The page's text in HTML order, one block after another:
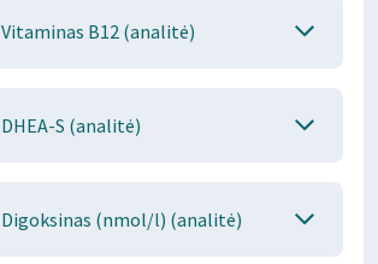
Vitaminas B12 (analitė)
DHEA-S (analitė)
Digoksinas (nmol/l) (analitė)